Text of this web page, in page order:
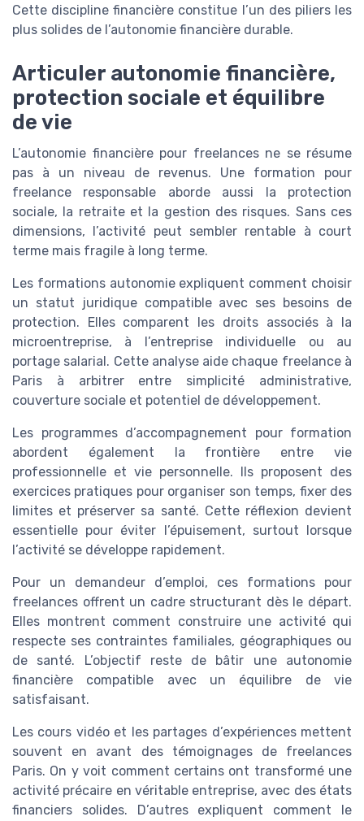
Cette discipline financière constitue l’un des piliers les
plus solides de l’autonomie financière durable.
Articuler autonomie financière,
protection sociale et équilibre
de vie
L’autonomie financière pour freelances ne se résume
pas à un niveau de revenus. Une formation pour
freelance responsable aborde aussi la protection
sociale, la retraite et la gestion des risques. Sans ces
dimensions, l’activité peut sembler rentable à court
terme mais fragile à long terme.
Les formations autonomie expliquent comment choisir
un statut juridique compatible avec ses besoins de
protection. Elles comparent les droits associés à la
microentreprise, à l’entreprise individuelle ou au
portage salarial. Cette analyse aide chaque freelance à
Paris à arbitrer entre simplicité administrative,
couverture sociale et potentiel de développement.
Les programmes d’accompagnement pour formation
abordent également la frontière entre vie
professionnelle et vie personnelle. Ils proposent des
exercices pratiques pour organiser son temps, fixer des
limites et préserver sa santé. Cette réflexion devient
essentielle pour éviter l’épuisement, surtout lorsque
l’activité se développe rapidement.
Pour un demandeur d’emploi, ces formations pour
freelances offrent un cadre structurant dès le départ.
Elles montrent comment construire une activité qui
respecte ses contraintes familiales, géographiques ou
de santé. L’objectif reste de bâtir une autonomie
financière compatible avec un équilibre de vie
satisfaisant.
Les cours vidéo et les partages d’expériences mettent
souvent en avant des témoignages de freelances
Paris. On y voit comment certains ont transformé une
activité précaire en véritable entreprise, avec des états
financiers solides. D’autres expliquent comment le